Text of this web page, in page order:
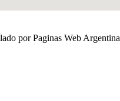
por Paginas Web Argentina